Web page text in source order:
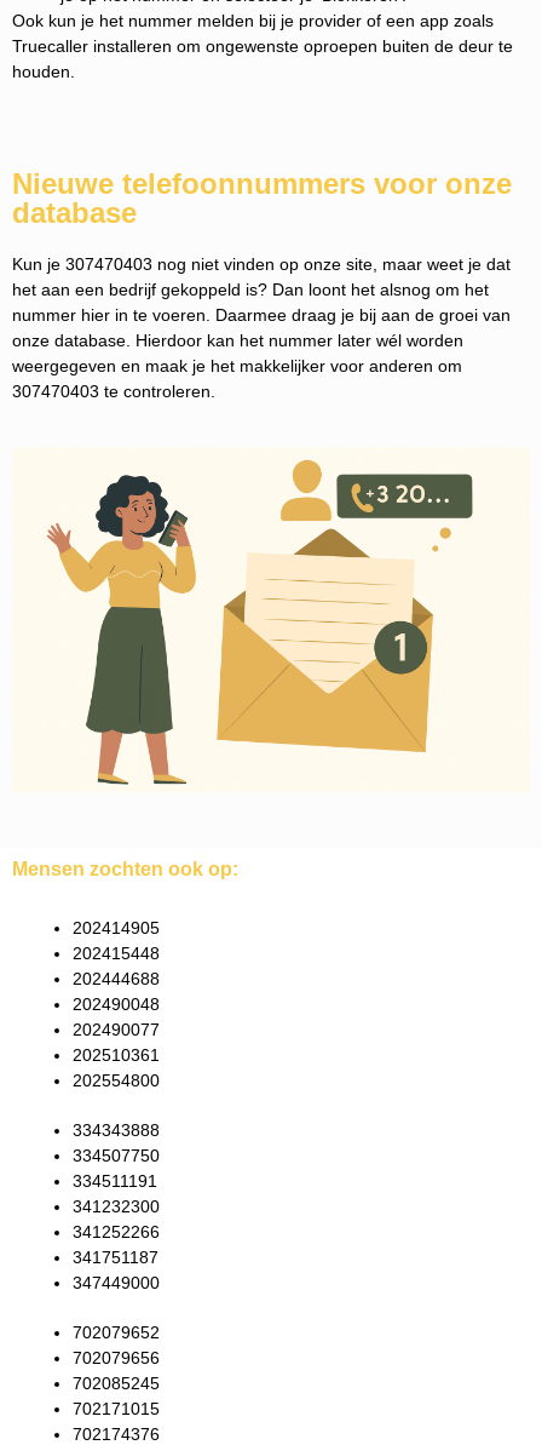
Ook kun je het nummer melden bij je provider of een app zoals
Truecaller installeren om ongewenste oproepen buiten de deur te
houden.
Nieuwe telefoonnummers voor onze
database
Kun je 307470403 nog niet vinden op onze site, maar weet je dat
het aan een bedrijf gekoppeld is? Dan loont het alsnog om het
nummer hier in te voeren. Daarmee draag je bij aan de groei van
onze database. Hierdoor kan het nummer later wél worden
weergegeven en maak je het makkelijker voor anderen om
307470403 te controleren.
Mensen zochten ook op:
202414905
202415448
202444688
202490048
202490077
202510361
202554800
334343888
334507750
334511191
341232300
341252266
341751187
347449000
702079652
702079656
702085245
702171015
702174376